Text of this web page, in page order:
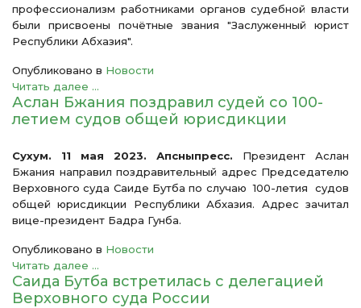
профессионализм работниками органов судебной власти
были присвоены почётные звания "Заслуженный юрист
Республики Абхазия".
Опубликовано в Новости
Читать далее ...
Аслан Бжания поздравил судей со 100-
летием судов общей юрисдикции
Сухум. 11 мая 2023. Апсныпресс. Президент Аслан
Бжания направил поздравительный адрес Председателю
Верховного суда Саиде Бутба по случаю 100-летия судов
общей юрисдикции Республики Абхазия. Адрес зачитал
вице-президент Бадра Гунба.
Опубликовано в Новости
Читать далее ...
Саида Бутба встретилась с делегацией
Верховного суда России